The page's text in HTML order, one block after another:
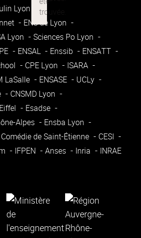
Lyon 3
ENS de Lyon
Lyon
Sciences Po Lyon
ENSAL Enssib
ENSATT
CPE Lyon
ISARA
LaSalle ENSASE
UCLy
CNSMD Lyon
Esadse
Alpes
Ensba Lyon
de Saint-Étienne
CESI
IFPEN Anses Inria INRAE